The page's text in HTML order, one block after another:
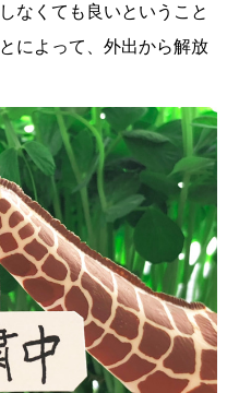
なくても良いということ
によって、外出から解放